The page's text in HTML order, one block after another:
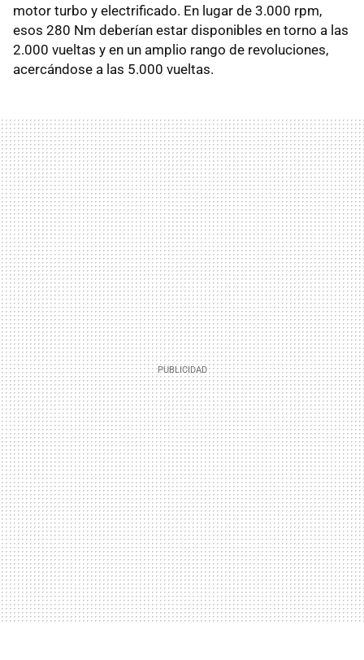
motor turbo y electrificado. En lugar de 3.000 rpm,
esos 280 Nm deberían estar disponibles en torno a las
2.000 vueltas y en un amplio rango de revoluciones,
acercándose a las 5.000 vueltas.